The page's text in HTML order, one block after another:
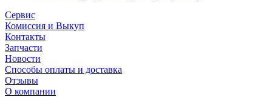
Сервис
Комиссия и Выкуп
Контакты
Запчасти
Новости
Способы оплаты и доставка
Отзывы
О компании